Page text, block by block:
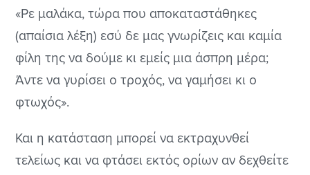
«Ρε μαλάκα, τώρα που αποκαταστάθηκες
(απαίσια λέξη) εσύ δε μας γνωρίζεις και καμία
φίλη της να δούμε κι εμείς μια άσπρη μέρα;
Άντε να γυρίσει ο τροχός, να γαμήσει κι ο
φτωχός».
Και η κατάσταση μπορεί να εκτραχυνθεί
τελείως και να φτάσει εκτός ορίων αν δεχθείτε